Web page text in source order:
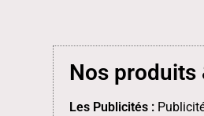
Nos produits
Les Publicités :